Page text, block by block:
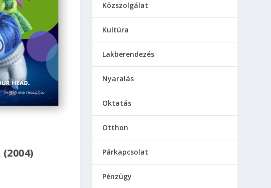
Közszolgálat
Kultúra
Lakberendezés
Nyaralás
Oktatás
Otthon
Párkapcsolat
Pénzügy